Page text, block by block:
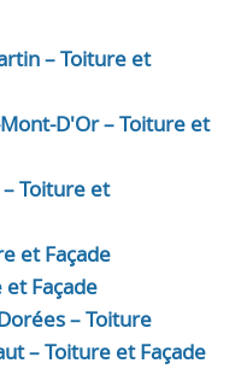
– Toiture et
D'Or – Toiture et
Toiture et
et Façade
Façade
– Toiture
– Toiture et Façade